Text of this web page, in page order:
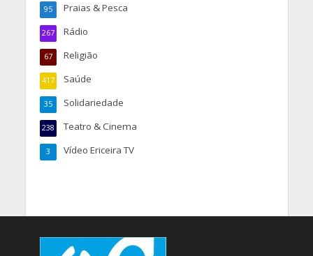
Praias & Pesca
95
Rádio
267
Religião
67
Saúde
417
Solidariedade
35
Teatro & Cinema
238
Vídeo Ericeira TV
3